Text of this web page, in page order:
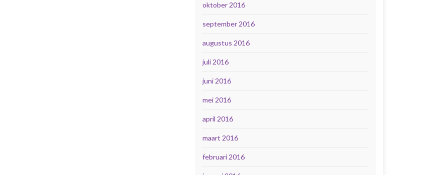
oktober 2016
september 2016
augustus 2016
juli 2016
juni 2016
mei 2016
april 2016
maart 2016
februari 2016